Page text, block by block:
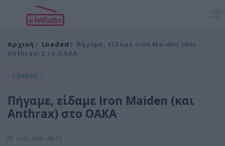
Αρχική Loaded
Πήγαμε, Είδαμε Iron Maiden (και
Anthrax) Στο ΟΑΚΑ
LOADED
Πήγαμε, είδαμε Iron Maiden (και
Anthrax) στο ΟΑΚΑ
24.05.2026 - 00:13